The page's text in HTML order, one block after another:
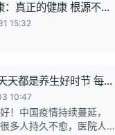
：真正的健康 根源不在
15:32
天都是养生好时节 每一
最关键的时段
10:47
！中国疫情持续蔓延，
多人持久不愈，医院人